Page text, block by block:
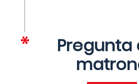
Pregunta